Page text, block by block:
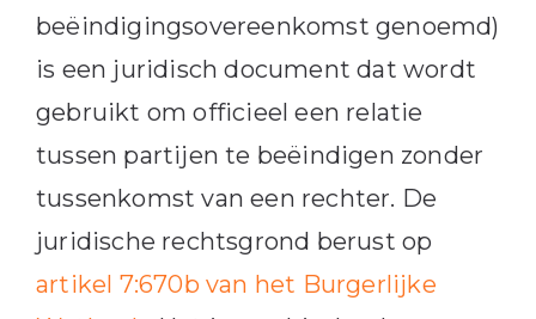
beëindigingsovereenkomst genoemd)
is een juridisch document dat wordt
gebruikt om officieel een relatie
tussen partijen te beëindigen zonder
tussenkomst van een rechter. De
juridische rechtsgrond berust op
artikel 7:670b van het Burgerlijke